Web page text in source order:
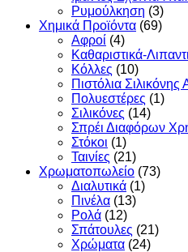
Ρυμούλκηση (3)
Χημικά Προϊόντα (69)
Αφροί (4)
Καθαριστικά-
Κόλλες (10)
Πιστόλια Σιλικόνης
Πολυεστέρες (1)
Σιλικόνες (14)
Σπρέι Διαφόρων
Στόκοι (1)
Ταινίες (21)
Χρωματοπωλείο (73)
Διαλυτικά (1)
Πινέλα (13)
Ρολά (12)
Σπάτουλες (21)
Χρώματα (24)